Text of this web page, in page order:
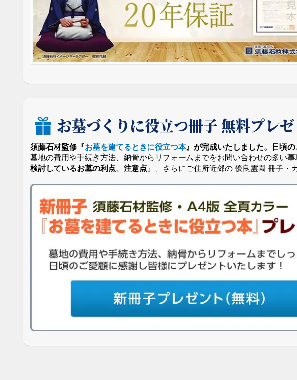
お墓づくりに役立つ冊子 無料プレゼ
須藤石材監修『お墓を建てるときに役立つ本』が完成いたしました。日頃
墓地の費用や手続き方法、納骨からリフォームまでをお問い合わせの多い
検討しているお墓の利点、注意点 』、さらにご住所近郊の 優良霊園 冊子・